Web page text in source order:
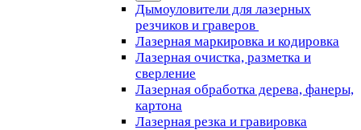
Дымоуловители для лазерных
резчиков и граверов
Лазерная маркировка и кодировка
Лазерная очистка, разметка и
сверление
Лазерная обработка дерева, фанеры,
картона
Лазерная резка и гравировка